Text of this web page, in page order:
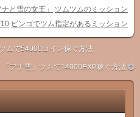
ナと雪の女王」
ツムツムのミッション
ビンゴでツム指定があるミッション
ムで54000コイン稼ぐ方法
「アナ雪」ツムで14000EXP稼ぐ方法